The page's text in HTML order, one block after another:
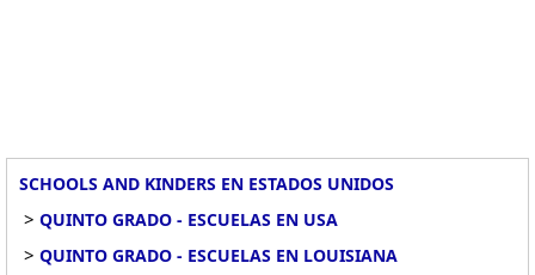
SCHOOLS AND KINDERS EN ESTADOS UNIDOS
> QUINTO GRADO - ESCUELAS EN USA
> QUINTO GRADO - ESCUELAS EN LOUISIANA